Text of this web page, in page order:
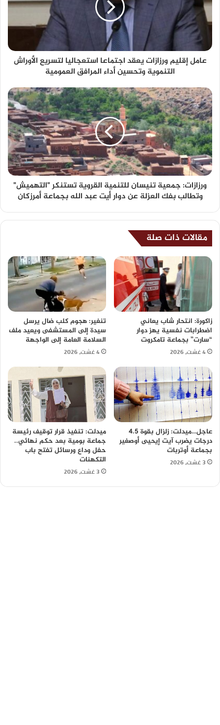
عامل إقليم ورزازات يعقد اجتماعا استعجاليا لتسريع الأوراش
التنموية وتحسين أداء المرافق العمومية
ورزازات: جمعية تنيسان للتنمية القروية تستنكر "التهميش"
وتطالب بفك العزلة عن دوار أيت عبد الله بجماعة أمرزكان
مقالات ذات صلة
زاكورة: انتحار شاب يعاني
اضطرابات نفسية يهز دوار
“سارت” بجماعة تامكروت
4 غشت، 2026
تنغير: هجوم كلب ضال يرسل
سيدة إلى المستشفى ويعيد ملف
السلامة العامة إلى الواجهة
4 غشت، 2026
عاجل…ميدلت: زلزال بقوة 4.5
درجات يضرب آيت إيحيى أوصغير
بجماعة أوتربات
3 غشت، 2026
ميدلت: تنفيذ قرار توقيف رئيسة
جماعة بومية بعد حكم نهائي..
حفل وداع ورسائل تفتح باب
التكهنات
3 غشت، 2026